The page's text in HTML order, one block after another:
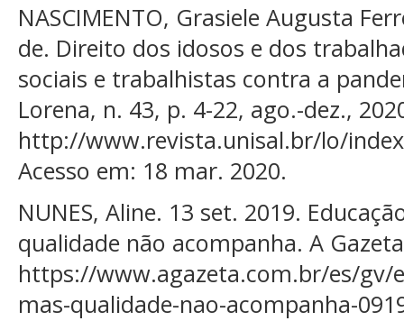
NASCIMENTO, Grasiele Augusta
de. Direito dos idosos e dos
sociais e trabalhistas contra a
Lorena, n. 43, p. 4-22, ago.-dez.,
http://www.revista.unisal.br/lo/
Acesso em: 18 mar. 2020.
NUNES, Aline. 13 set. 2019.
qualidade não acompanha. A
https://www.agazeta.com.br/es/gv/
mas-qualidade-nao-acompanha-